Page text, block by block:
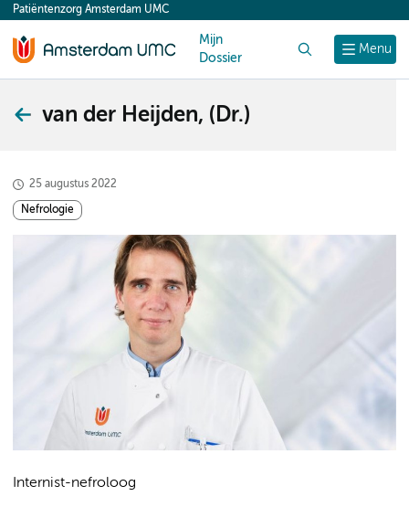
content
Menu
Patiëntenzorg Amsterdam UMC
Mijn
Dossier
van der Heijden, (Dr.)
25 augustus 2022
Nefrologie
Internist-nefroloog